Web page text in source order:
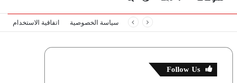
المظلم
سياسة الخصوصية اتفاقية الاستخدام
Follow Us